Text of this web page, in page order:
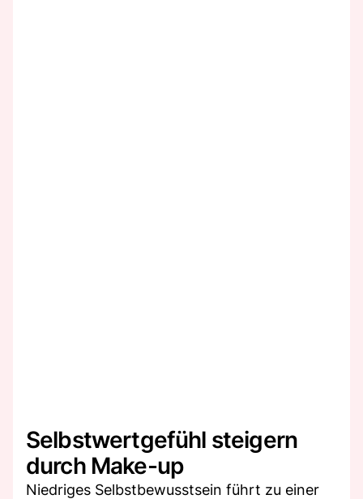
Selbstwertgefühl steigern
durch Make-up
Niedriges Selbstbewusstsein führt zu einer